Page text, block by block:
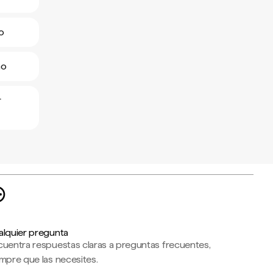
pregunta
respuestas claras a preguntas frecuentes,
que las necesites.